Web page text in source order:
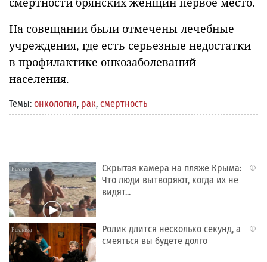
На совещании были отмечены лечебные
учреждения, где есть серьезные недостатки
в профилактике онкозаболеваний
населения.
Темы: онкология, рак, смертность
i
Скрытая камера на пляже Крыма:
Что люди вытворяют, когда их не
видят...
i
Ролик длится несколько секунд, а
смеяться вы будете долго